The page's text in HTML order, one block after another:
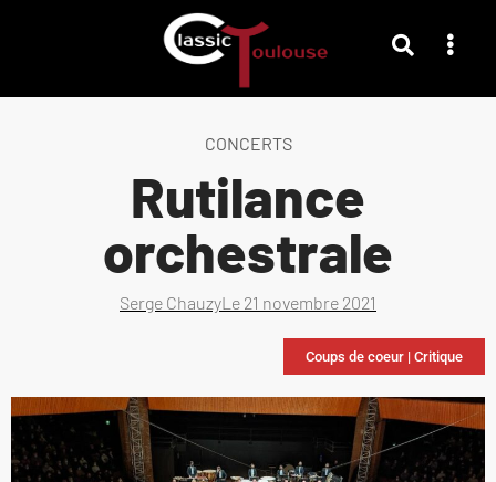
CONCERTS
Rutilance
orchestrale
Serge ChauzyLe 21 novembre 2021
Coups de coeur | Critique